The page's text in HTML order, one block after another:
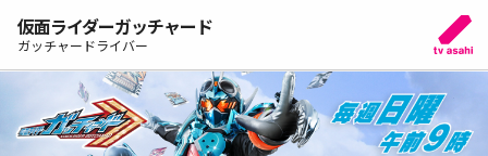
仮面ライダーガッチャード
ガッチャードライバー